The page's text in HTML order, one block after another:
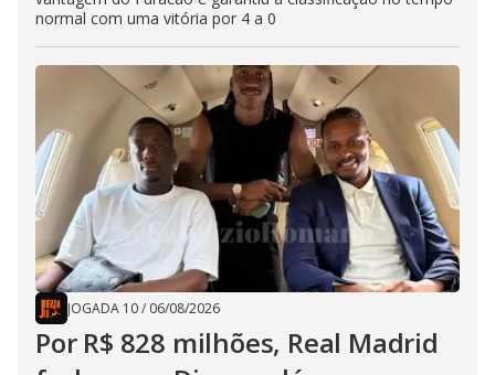
normal com uma vitória por 4 a 0
JOGADA 10/ 06/08/2026
Por R$ 828 milhões, Real Madrid